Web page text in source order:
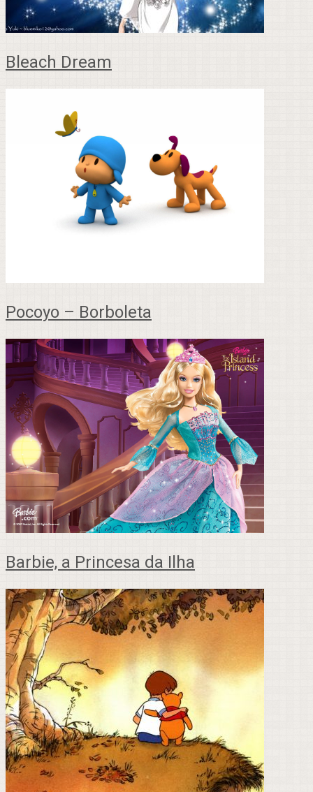
Bleach Dream
Pocoyo – Borboleta
Barbie, a Princesa da Ilha